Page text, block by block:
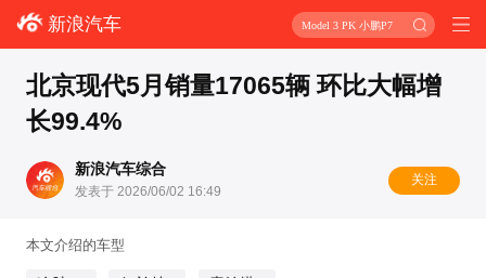
新浪汽车 Model 3 PK 小鹏P7
北京现代5月销量17065辆 环比大幅增
长99.4%
新浪汽车综合
发表于 2026/06/02 16:49
关注
本文介绍的车型